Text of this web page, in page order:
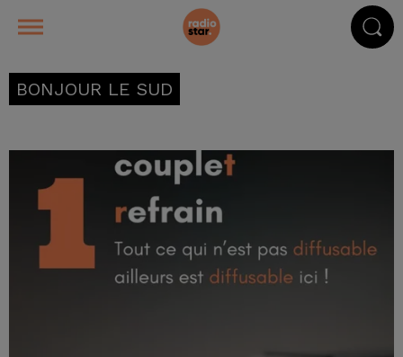
BONJOUR LE SUD